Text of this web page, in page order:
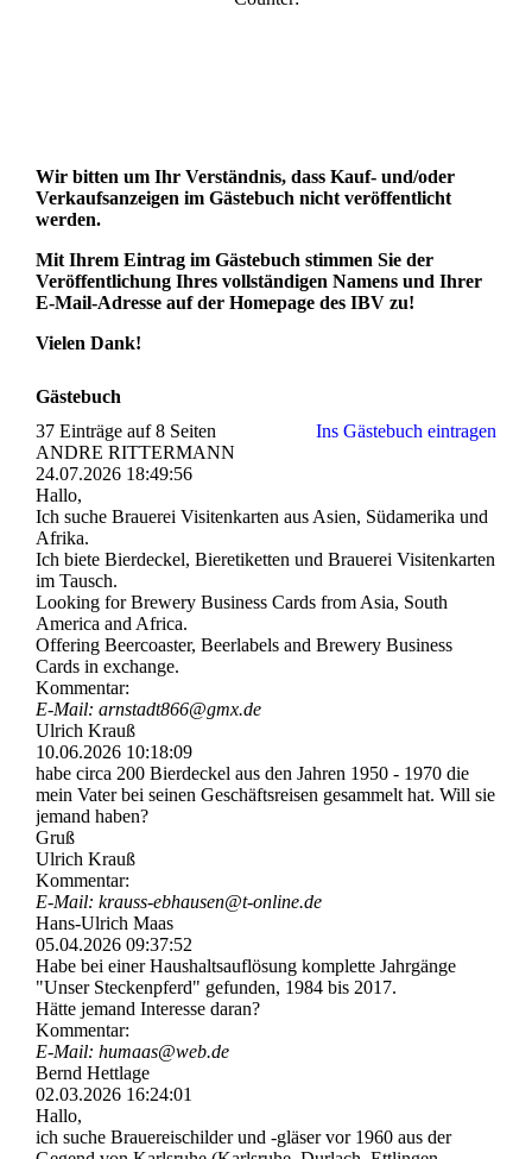
Wir bitten um Ihr Verständnis, dass Kauf- und/oder
Verkaufsanzeigen im Gästebuch nicht veröffentlicht
werden.
Mit Ihrem Eintrag im Gästebuch stimmen Sie der
Veröffentlichung Ihres vollständigen Namens und Ihrer
E-Mail-Adresse auf der Homepage des IBV zu!
Vielen Dank!
Gästebuch
37 Einträge auf 8 Seiten
Ins Gästebuch eintragen
ANDRE RITTERMANN
24.07.2026 18:49:56
Hallo,
Ich suche Brauerei Visitenkarten aus Asien, Südamerika und
Afrika.
Ich biete Bierdeckel, Bieretiketten und Brauerei Visitenkarten
im Tausch.
Looking for Brewery Business Cards from Asia, South
America and Africa.
Offering Beercoaster, Beerlabels and Brewery Business
Cards in exchange.
Kommentar:
E-Mail: arnstadt866@gmx.de
Ulrich Krauß
10.06.2026 10:18:09
habe circa 200 Bierdeckel aus den Jahren 1950 - 1970 die
mein Vater bei seinen Geschäftsreisen gesammelt hat. Will sie
jemand haben?
Gruß
Ulrich Krauß
Kommentar:
E-Mail: krauss-­ebhausen@­t-­online.­de
Hans-Ulrich Maas
05.04.2026 09:37:52
Habe bei einer Haushaltsauflösung komplette Jahrgänge
"Unser Steckenpferd" gefunden, 1984 bis 2017.
Hätte jemand Interesse daran?
Kommentar:
E-Mail: humaas@web.de
Bernd Hettlage
02.03.2026 16:24:01
Hallo,
ich suche Brauereischilder und -gläser vor 1960 aus der